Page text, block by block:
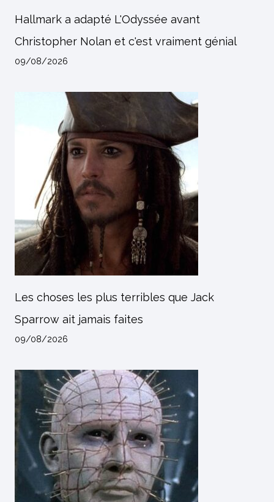
Hallmark a adapté L'Odyssée avant
Christopher Nolan et c'est vraiment génial
09/08/2026
Les choses les plus terribles que Jack
Sparrow ait jamais faites
09/08/2026